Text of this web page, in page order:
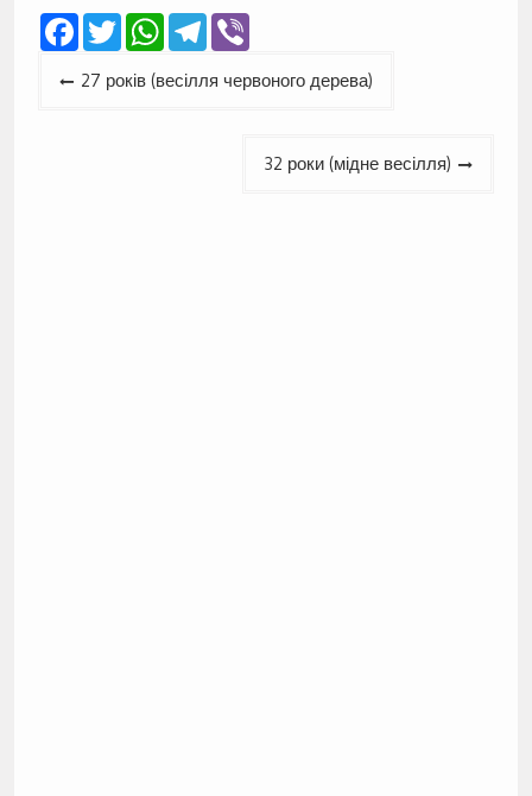
Facebook
TwitterWhatsApp
Telegram
Viber
Навігація
27 років (весілля червоного дерева)
32 роки (мідне весілля)